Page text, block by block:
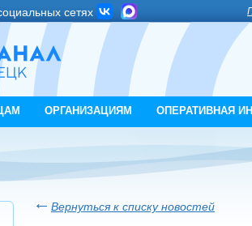
сетях
ОРГАНИЗАЦИЯМ ОПЕРАТИВНАЯ
Вернуться к списку новостей